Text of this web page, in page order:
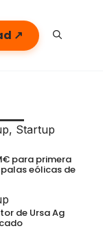
↗
, Startup
para primera
eólicas de
de Ursa Ag